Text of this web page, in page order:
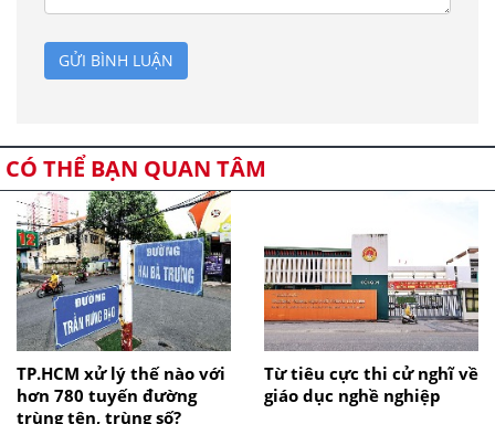
GỬI BÌNH LUẬN
CÓ THỂ BẠN QUAN TÂM
TP.HCM xử lý thế nào với
hơn 780 tuyến đường
trùng tên, trùng số?
Từ tiêu cực thi cử nghĩ về
giáo dục nghề nghiệp